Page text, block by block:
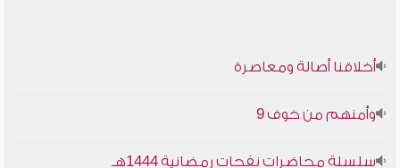
أخلاقنا أصالة ومعاصرة
وأمنهم من خوف 9
سلسلة محاضرات نفحات رمضانية 1444هـ